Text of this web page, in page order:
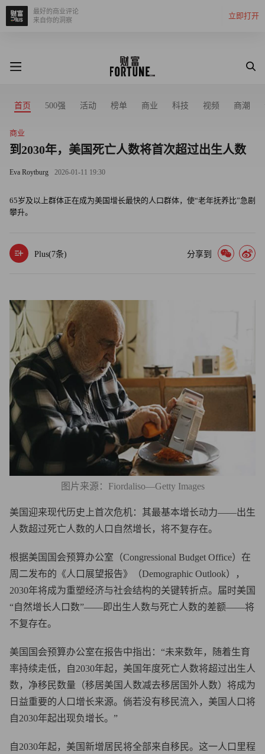
立即打开
最好的商业评论
来自你的洞察
首页 500强 活动 榜单 商业 科技 视频 商潮
商业
到2030年，美国死亡人数将首次超过出生人数
Eva Roytburg 2026-01-11 19:30
65岁及以上群体正在成为美国增长最快的人口群体，使“老年抚养比”急剧
攀升。
Plus(7条) 分享到
图片来源：Fiordaliso—Getty Images
美国迎来现代历史上首次危机：其最基本增长动力——出生
人数超过死亡人数的人口自然增长，将不复存在。
根据美国国会预算办公室（Congressional Budget Office）在
周二发布的《人口展望报告》（Demographic Outlook），
2030年将成为重塑经济与社会结构的关键转折点。届时美国
“自然增长人口数”——即出生人数与死亡人数的差额——将
不复存在。
美国国会预算办公室在报告中指出：“未来数年，随着生育
率持续走低，自2030年起，美国年度死亡人数将超过出生人
数，净移民数量（移居美国人数减去移居国外人数）将成为
日益重要的人口增长来源。倘若没有移民流入，美国人口将
自2030年起出现负增长。”
自2030年起，美国新增居民将全部来自移民。这一人口里程